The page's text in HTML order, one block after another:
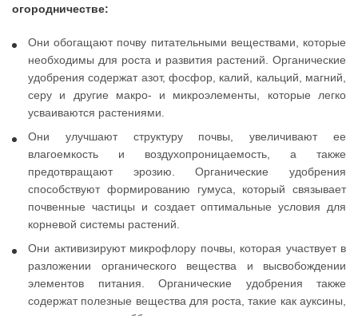
огородничестве:
Они обогащают почву питательными веществами, которые
необходимы для роста и развития растений. Органические
удобрения содержат азот, фосфор, калий, кальций, магний,
серу и другие макро- и микроэлементы, которые легко
усваиваются растениями.
Они улучшают структуру почвы, увеличивают ее
влагоемкость и воздухопроницаемость, а также
предотвращают эрозию. Органические удобрения
способствуют формированию гумуса, который связывает
почвенные частицы и создает оптимальные условия для
корневой системы растений.
Они активизируют микрофлору почвы, которая участвует в
разложении органического вещества и высвобождении
элементов питания. Органические удобрения также
содержат полезные вещества для роста, такие как ауксины,